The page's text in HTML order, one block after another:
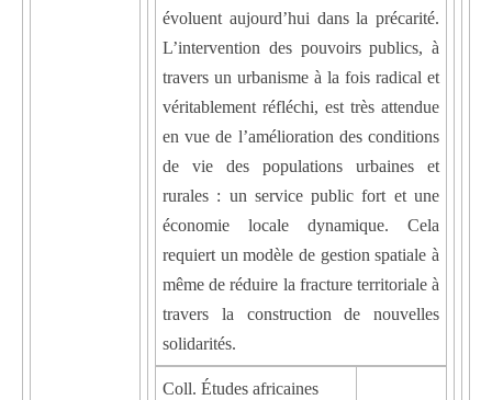
évoluent aujourd’hui dans la précarité.
L’intervention des pouvoirs publics, à
travers un urbanisme à la fois radical et
véritablement réfléchi, est très attendue
en vue de l’amélioration des conditions
de vie des populations urbaines et
rurales : un service public fort et une
économie locale dynamique. Cela
requiert un modèle de gestion spatiale à
même de réduire la fracture territoriale à
travers la construction de nouvelles
solidarités.
Coll. Études africaines